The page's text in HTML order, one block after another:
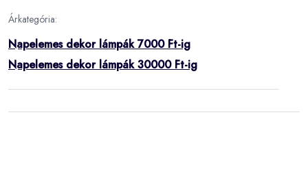
Árkategória:
Napelemes dekor lámpák 7000 Ft-ig
Napelemes dekor lámpák 30000 Ft-ig